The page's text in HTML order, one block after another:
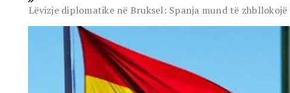
Lëvizje diplomatike në Bruksel: Spanja mund të